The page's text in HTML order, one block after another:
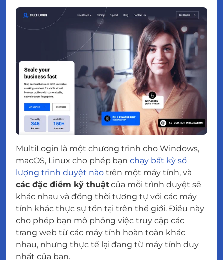
MultiLogin là một chương trình cho Windows,
macOS, Linux cho phép bạn chạy bất kỳ số
lượng trình duyệt nào trên một máy tính, và
các đặc điểm kỹ thuật của mỗi trình duyệt sẽ
khác nhau và đồng thời tương tự với các máy
tính khác thực sự tồn tại trên thế giới. Điều này
cho phép bạn mô phỏng việc truy cập các
trang web từ các máy tính hoàn toàn khác
nhau, nhưng thực tế lại đang từ máy tính duy
nhất của bạn.